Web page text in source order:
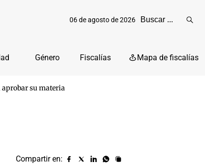
06 de agosto de 2026
Género Fiscalías Mapa de fiscalías
aprobar su materia
Compartir en:
Compartir
Compartir
Compartir
Compartir
Copiar